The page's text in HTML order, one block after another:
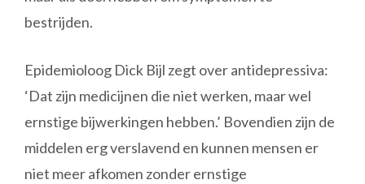
bestrijden.
Epidemioloog Dick Bijl zegt over antidepressiva:
‘Dat zijn medicijnen die niet werken, maar wel
ernstige bijwerkingen hebben.’ Bovendien zijn de
middelen erg verslavend en kunnen mensen er
niet meer afkomen zonder ernstige